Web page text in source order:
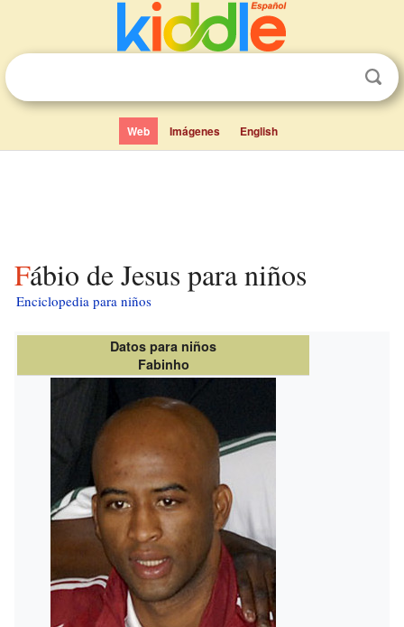
Web Imágenes English
Fábio de Jesus para niños
Enciclopedia para niños
Datos para niños
Fabinho